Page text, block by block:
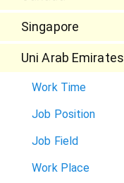
Singapore
Uni Arab Emirates
Work Time
Job Position
Job Field
Work Place